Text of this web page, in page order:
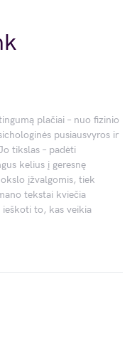
plačiai – nuo fizinio
pusiausvyros ir
tikslas – padėti
kelius į geresnę
įžvalgomis, tiek
tekstai kviečia
to, kas veikia